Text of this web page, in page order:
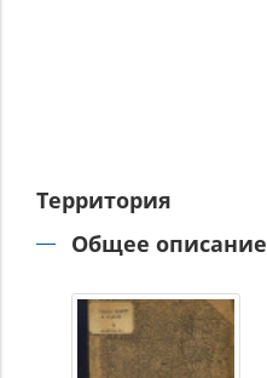
Территория
Общее описание